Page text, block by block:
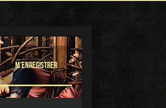
M’enregistrer